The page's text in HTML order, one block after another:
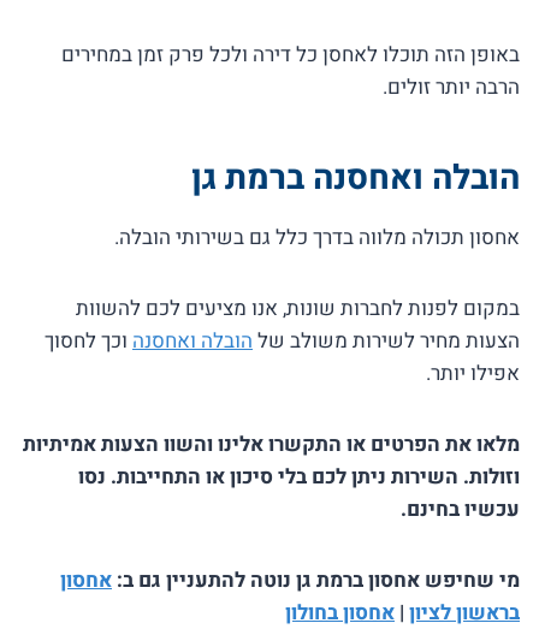
באופן הזה תוכלו לאחסן כל דירה ולכל פרק זמן במחירים
הרבה יותר זולים.
הובלה ואחסנה ברמת גן
אחסון תכולה מלווה בדרך כלל גם בשירותי הובלה.
במקום לפנות לחברות שונות, אנו מציעים לכם להשוות
הצעות מחיר לשירות משולב של הובלה ואחסנה וכך לחסוך
אפילו יותר.
מלאו את הפרטים או התקשרו אלינו והשוו הצעות אמיתיות
וזולות. השירות ניתן לכם בלי סיכון או התחייבות. נסו
עכשיו בחינם.
מי שחיפש אחסון ברמת גן נוטה להתעניין גם ב: אחסון
בראשון לציון | אחסון בחולון